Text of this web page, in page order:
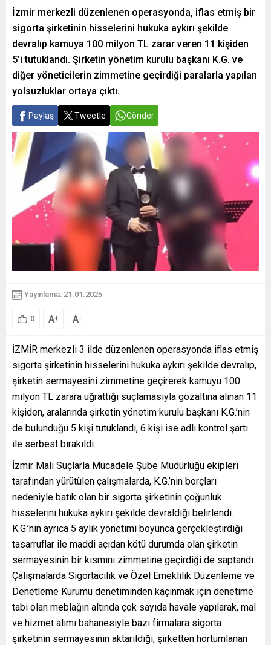
İzmir merkezli düzenlenen operasyonda, iflas etmiş bir
sigorta şirketinin hisselerini hukuka aykırı şekilde
devralıp kamuya 100 milyon TL zarar veren 11 kişiden
5’i tutuklandı. Şirketin yönetim kurulu başkanı K.G. ve
diğer yöneticilerin zimmetine geçirdiği paralarla yapılan
yolsuzluklar ortaya çıktı.
Paylaş Tweetle Gönder
Yayınlama: 21.01.2025
0 A+ A-
İZMİR merkezli 3 ilde düzenlenen operasyonda iflas etmiş
sigorta şirketinin hisselerini hukuka aykırı şekilde devralıp,
şirketin sermayesini zimmetine geçirerek kamuyu 100
milyon TL zarara uğrattığı suçlamasıyla gözaltına alınan 11
kişiden, aralarında şirketin yönetim kurulu başkanı K.G.’nin
de bulunduğu 5 kişi tutuklandı, 6 kişi ise adli kontrol şartı
ile serbest bırakıldı.
İzmir Mali Suçlarla Mücadele Şube Müdürlüğü ekipleri
tarafından yürütülen çalışmalarda, K.G.’nin borçları
nedeniyle batık olan bir sigorta şirketinin çoğunluk
hisselerini hukuka aykırı şekilde devraldığı belirlendi.
K.G.’nin ayrıca 5 aylık yönetimi boyunca gerçekleştirdiği
tasarruflar ile maddi açıdan kötü durumda olan şirketin
sermayesinin bir kısmını zimmetine geçirdiği de saptandı.
Çalışmalarda Sigortacılık ve Özel Emeklilik Düzenleme ve
Denetleme Kurumu denetiminden kaçınmak için denetime
tabi olan meblağın altında çok sayıda havale yapılarak, mal
ve hizmet alımı bahanesiyle bazı firmalara sigorta
şirketinin sermayesinin aktarıldığı, şirketten hortumlanan